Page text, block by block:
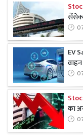
EV
वाहन
का